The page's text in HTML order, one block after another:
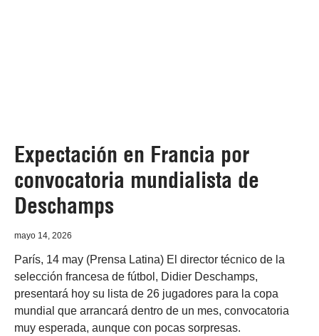
Expectación en Francia por
convocatoria mundialista de
Deschamps
mayo 14, 2026
París, 14 may (Prensa Latina) El director técnico de la
selección francesa de fútbol, Didier Deschamps,
presentará hoy su lista de 26 jugadores para la copa
mundial que arrancará dentro de un mes, convocatoria
muy esperada, aunque con pocas sorpresas.